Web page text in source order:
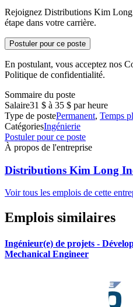
Rejoignez Distributions Kim
étape dans votre carrière.
Postuler pour ce poste
En postulant, vous acceptez nos
Politique de confidentialité.
Sommaire du poste
Salaire31 $ à 35 $ par heure
Type de postePermanent, Temps
CatégoriesIngénierie
Postuler pour ce poste
À propos de l'entreprise
Distributions Kim Long
Voir tous les emplois de cette
Emplois similaires
Ingénieur(e) de projets -
Mechanical Engineer